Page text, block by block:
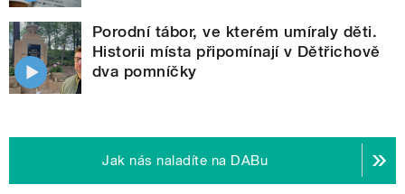
Porodní tábor, ve kterém umíraly děti.
Historii místa připomínají v Dětřichově
dva pomníčky
Jak nás naladíte na DABu